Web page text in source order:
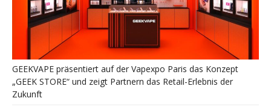
GEEKVAPE präsentiert auf der Vapexpo Paris das Konzept
„GEEK STORE“ und zeigt Partnern das Retail-Erlebnis der
Zukunft